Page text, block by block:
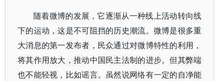
随着微博的发展，它逐渐从一种线上活动转向线
下的运动，这是不可阻挡的历史潮流。微博是很多重
大消息的第一发布者，民众通过对微博特性的利用，
将其作用放大，推动中国民主法制的进步。但其弊端
也不能轻视，比如谣言。虽然说网络有一定的自净能